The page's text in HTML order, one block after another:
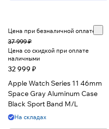
Цена при безналичной оплате
37 999 ₽
Цена со скидкой при оплате
наличными
32 999 ₽
Apple Watch Series 11 46mm
Space Gray Aluminum Case
Black Sport Band M/L
На складах